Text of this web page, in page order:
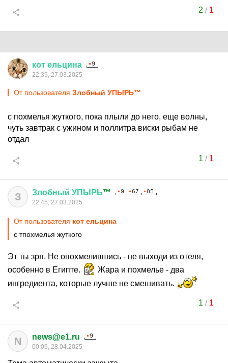
2 / 1
кот ельцина
22:39, 27.03.2025
От пользователя Злобный УПЫРЬ™
с похмелья жуткого, пока плыли до него, еще волны,
чуть завтрак с ужином и поллитра виски рыбам не
отдал
1 / 1
З Злобный УПЫРЬ™
22:45, 27.03.2025
От пользователя кот ельцина
с тпохмелья жуткого
Эт ты зря. Не опохмелившись - не выходи из отеля,
особенно в Египте.
Жара и похмелье - два
ингредиента, которые лучше не смешивать.
1 / 1
N news@e1.ru
00:09, 28.04.2025